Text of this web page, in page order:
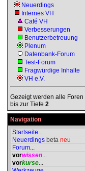
Neuerdings
Internes VH
Café VH
Verbesserungen
Benutzerbetreuung
Plenum
Datenbank-Forum
Test-Forum
Fragwürdige Inhalte
VH e.V.
Gezeigt werden alle Foren
bis zur Tiefe 2
Navigation
Startseite...
Neuerdings beta neu
Forum...
vorwissen...
vorkurse...